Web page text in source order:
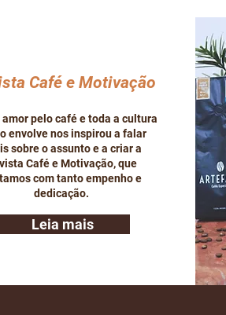
Café e Motivação
amor pelo café e toda a cultura
envolve nos inspirou a falar
sobre o assunto e a criar a
Café e Motivação, que
com tanto empenho e
dedicação.
Leia mais